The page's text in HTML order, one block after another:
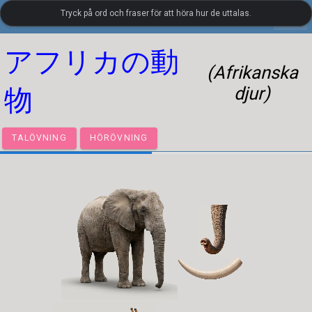
LanguageGuide.org•Japanskt visuellt ordförråd
アフリカの動
物
(Afrikanska
djur)
TALÖVNING HÖRÖVNING
Tryck på ord och fraser för att höra hur de uttalas.